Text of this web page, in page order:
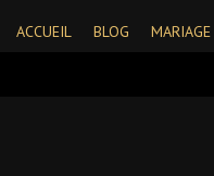
ACCUEIL BLOG MARIAGE